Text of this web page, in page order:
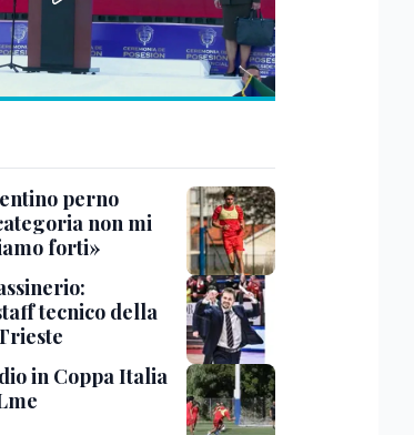
perno
non mi
forti»
tecnico della
in Coppa Italia